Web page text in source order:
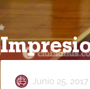
Junio 25, 2017